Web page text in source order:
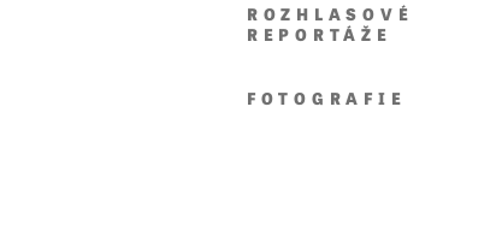
ROZHLASOVÉ
REPORTÁŽE
FOTOGRAFIE